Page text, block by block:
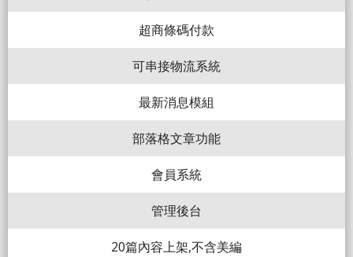
超商條碼付款
可串接物流系統
最新消息模組
部落格文章功能
會員系統
管理後台
20篇內容上架,不含美編